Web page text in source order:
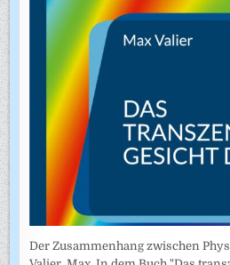
Der Zusammenhang zwischen